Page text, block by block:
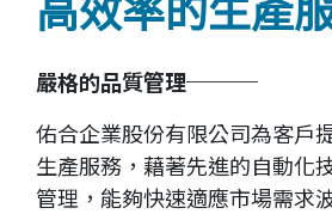
嚴格的品質管理
佑合企業股份有限公司為客戶
生產服務，藉著先進的自動化
管理，能夠快速適應市場需求